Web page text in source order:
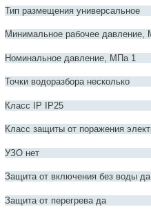
Тип размещения универсальное
Минимальное рабочее давление,
Номинальное давление, МПа 1
Точки водоразбора несколько
Класс IP IP25
Класс защиты от поражения
УЗО нет
Защита от включения без воды да
Защита от перегрева да